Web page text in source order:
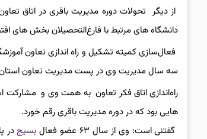
از دیگر تحولات دوره مدیریت باقری در اتاق
دانشگاه های مرتبط با فارغ‌التحصیلان بخش های
سه سال مدیریت وی در پست مدیریت تعاون
راه‌اندازی اتاق فکر تعاون به همت وی و مشارکت
هایی بود که در دوره مدیریت باقری رقم خورد.
گفتنی است: وی از سال ۶۳ عضو فعال
بسیجدر